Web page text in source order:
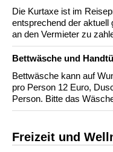
Die Kurtaxe ist im
entsprechend der aktuell
an den Vermieter zu
Bettwäsche und
Bettwäsche kann auf
pro Person 12 Euro,
Person. Bitte das
Freizeit und